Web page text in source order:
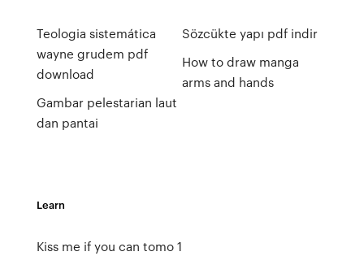
Teologia sistemática
wayne grudem pdf
download
Gambar pelestarian laut
dan pantai
Sözcükte yapı pdf indir
How to draw manga
arms and hands
Learn
Kiss me if you can tomo 1